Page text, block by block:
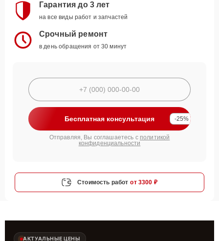
Гарантия до 3 лет
на все виды работ и запчастей
Срочный ремонт
в день обращения от 30 минут
Бесплатная консультация -25%
Отправляя, Вы соглашаетесь с политикой
конфиденциальности
Стоимость работ от 3300 ₽
АКТУАЛЬНЫЕ ЦЕНЫ